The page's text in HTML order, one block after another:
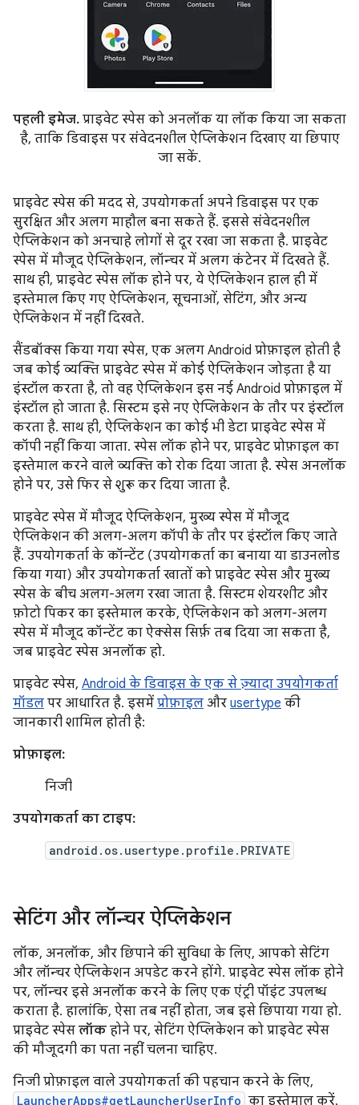
पहली इमेज. प्राइवेट स्पेस को अनलॉक या लॉक किया जा सकता
है, ताकि डिवाइस पर संवेदनशील ऐप्लिकेशन दिखाए या छिपाए
जा सकें.
प्राइवेट स्पेस की मदद से, उपयोगकर्ता अपने डिवाइस पर एक
सुरक्षित और अलग माहौल बना सकते हैं. इससे संवेदनशील
ऐप्लिकेशन को अनचाहे लोगों से दूर रखा जा सकता है. प्राइवेट
स्पेस में मौजूद ऐप्लिकेशन, लॉन्चर में अलग कंटेनर में दिखते हैं.
साथ ही, प्राइवेट स्पेस लॉक होने पर, ये ऐप्लिकेशन हाल ही में
इस्तेमाल किए गए ऐप्लिकेशन, सूचनाओं, सेटिंग, और अन्य
ऐप्लिकेशन में नहीं दिखते.
सैंडबॉक्स किया गया स्पेस, एक अलग Android प्रोफ़ाइल होती है
जब कोई व्यक्ति प्राइवेट स्पेस में कोई ऐप्लिकेशन जोड़ता है या
इंस्टॉल करता है, तो वह ऐप्लिकेशन इस नई Android प्रोफ़ाइल में
इंस्टॉल हो जाता है. सिस्टम इसे नए ऐप्लिकेशन के तौर पर इंस्टॉल
करता है. साथ ही, ऐप्लिकेशन का कोई भी डेटा प्राइवेट स्पेस में
कॉपी नहीं किया जाता. स्पेस लॉक होने पर, प्राइवेट प्रोफ़ाइल का
इस्तेमाल करने वाले व्यक्ति को रोक दिया जाता है. स्पेस अनलॉक
होने पर, उसे फिर से शुरू कर दिया जाता है.
प्राइवेट स्पेस में मौजूद ऐप्लिकेशन, मुख्य स्पेस में मौजूद
ऐप्लिकेशन की अलग-अलग कॉपी के तौर पर इंस्टॉल किए जाते
हैं. उपयोगकर्ता के कॉन्टेंट (उपयोगकर्ता का बनाया या डाउनलोड
किया गया) और उपयोगकर्ता खातों को प्राइवेट स्पेस और मुख्य
स्पेस के बीच अलग-अलग रखा जाता है. सिस्टम शेयरशीट और
फ़ोटो पिकर का इस्तेमाल करके, ऐप्लिकेशन को अलग-अलग
स्पेस में मौजूद कॉन्टेंट का ऐक्सेस सिर्फ़ तब दिया जा सकता है,
जब प्राइवेट स्पेस अनलॉक हो.
प्राइवेट स्पेस, Android के डिवाइस के एक से ज़्यादा उपयोगकर्ता
मॉडल पर आधारित है. इसमें प्रोफ़ाइल और usertype की
जानकारी शामिल होती है:
प्रोफ़ाइल:
निजी
उपयोगकर्ता का टाइप:
android.os.usertype.profile.PRIVATE
सेटिंग और लॉन्चर ऐप्लिकेशन
लॉक, अनलॉक, और छिपाने की सुविधा के लिए, आपको सेटिंग
और लॉन्चर ऐप्लिकेशन अपडेट करने होंगे. प्राइवेट स्पेस लॉक होने
पर, लॉन्चर इसे अनलॉक करने के लिए एक एंट्री पॉइंट उपलब्ध
कराता है. हालांकि, ऐसा तब नहीं होता, जब इसे छिपाया गया हो.
प्राइवेट स्पेस लॉक होने पर, सेटिंग ऐप्लिकेशन को प्राइवेट स्पेस
की मौजूदगी का पता नहीं चलना चाहिए.
निजी प्रोफ़ाइल वाले उपयोगकर्ता की पहचान करने के लिए,
LauncherApps#getLauncherUserInfo का इस्तेमाल करें.